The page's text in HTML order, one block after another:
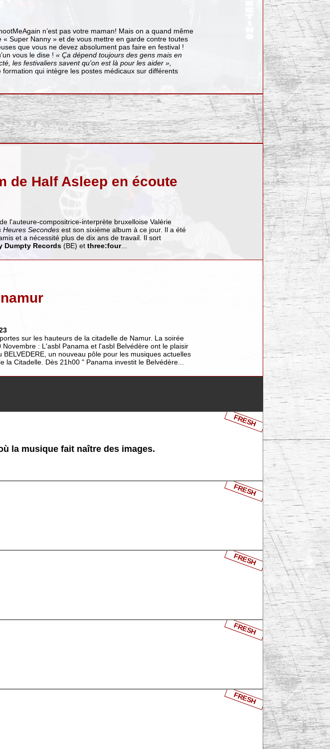
n’est pas votre maman! Mais on a quand même
« Super Nanny » et de vous mettre en garde contre toutes
que vous ne devez absolument pas faire en festival !
vous le dise ! « Ça dépend toujours des gens mais en
les festivaliers savent qu'on est là pour les aider »,
qui intègre les postes médicaux sur différents
de Half Asleep en écoute
l'auteure-compositrice-interprète bruxelloise Valérie
Heures Secondesest son sixième album à ce jour. Il a été
et a nécessité plus de dix ans de travail. Il sort
Dumpty Records(BE) et three:four...
sur les hauteurs de la citadelle de Namur. La soirée
: L'asbl Panama et l'asbl Belvédère ont le plaisir
un nouveau pôle pour les musiques actuelles
la Citadelle. Dès 21h00 " Panama investit le Belvédère...
la musique fait naître des images.
FRESH
FRESH
FRESH
FRESH
FRESH